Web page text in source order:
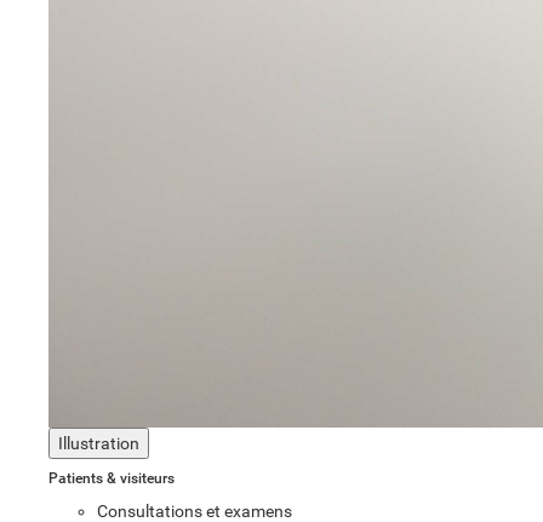
Illustration
Patients & visiteurs
Consultations et examens